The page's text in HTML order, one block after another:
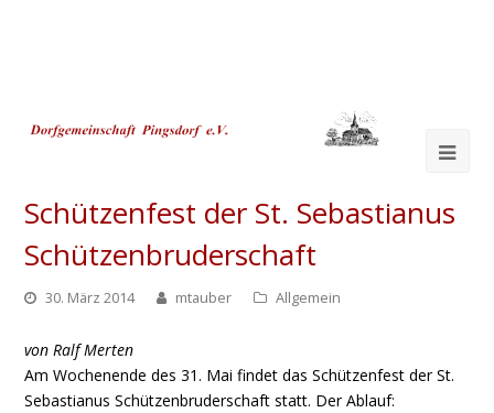
Schützenfest der St. Sebastianus
Schützenbruderschaft
30. März 2014 mtauber Allgemein
von Ralf Merten
Am Wochenende des 31. Mai findet das Schützenfest der St.
Sebastianus Schützenbruderschaft statt. Der Ablauf: